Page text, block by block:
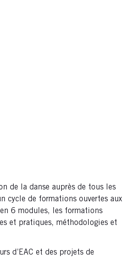
de la danse auprès de tous les
cycle de formations ouvertes aux
6 modules, les formations
et pratiques, méthodologies et
d’EAC et des projets de